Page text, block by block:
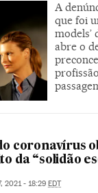
A
que foi
models’
abre o
coronavírus
da “solidão
2021 - 18:29 EDT